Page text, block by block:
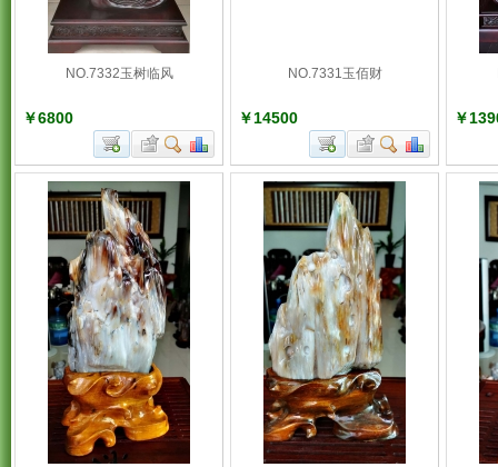
NO.7332玉树临风
￥6800
NO.7331玉佰财
￥14500 ￥